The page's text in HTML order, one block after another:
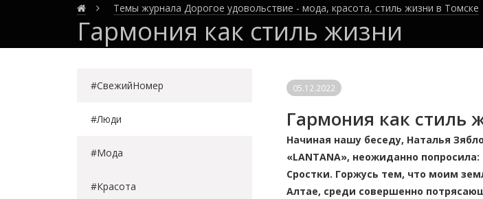
Темы журнала Дорогое удовольствие - мода, красота, стиль жизни в Томске
Гармония как стиль жизни
#СвежийНомер
#Люди
#Мода
#Красота
05.12.2022
Гармония как стиль
Начиная нашу беседу, Наталья
«LANTANA», неожиданно
Сростки. Горжусь тем, что моим
Алтае, среди совершенно